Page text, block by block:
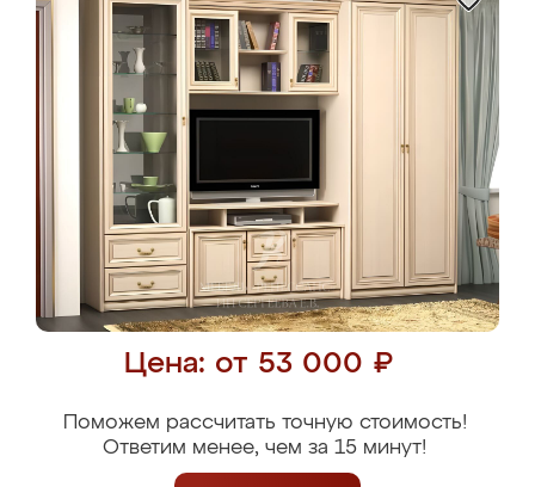
Цена: от 53 000 ₽
Поможем рассчитать точную стоимость!
Ответим менее, чем за 15 минут!